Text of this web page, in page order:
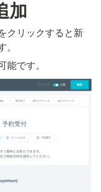
加
クリックすると新
です。